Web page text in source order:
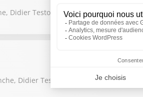
Didier Testot nous parle de l'arrivée
Didier Testot se penche sur le cas